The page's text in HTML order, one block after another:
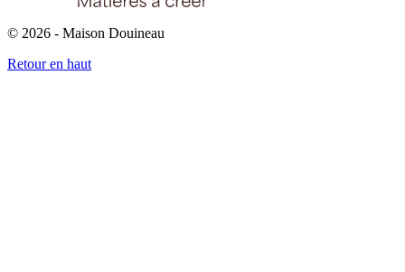
© 2026 - Maison Douineau
Retour en haut